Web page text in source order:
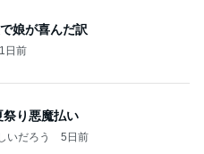
娘が喜んだ訳
1日前
り悪魔払い
いだろう 5日前